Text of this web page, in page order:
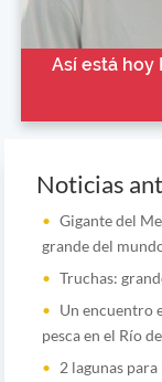
Así está hoy
Noticias
Gigante del
grande del
Truchas:
Un encuentro
pesca en el Río
2 lagunas